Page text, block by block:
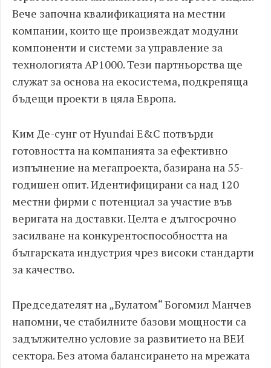
Вече започна квалификацията на местни
компании, които ще произвеждат модулни
компоненти и системи за управление за
технологията AP1000. Тези партньорства ще
служат за основа на екосистема, подкрепяща
бъдещи проекти в цяла Европа.
Ким Де-сунг от Hyundai E&C потвърди
готовността на компанията за ефективно
изпълнение на мегапроекта, базирана на 55-
годишен опит. Идентифицирани са над 120
местни фирми с потенциал за участие във
веригата на доставки. Целта е дългосрочно
засилване на конкурентоспособността на
българската индустрия чрез високи стандарти
за качество.
Председателят на „Булатом“ Богомил Манчев
напомни, че стабилните базови мощности са
задължително условие за развитието на ВЕИ
сектора. Без атома балансирането на мрежата